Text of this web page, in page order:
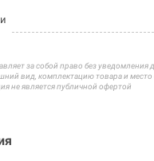
за собой право без уведомления
вид, комплектацию товара и место
не является публичной офертой